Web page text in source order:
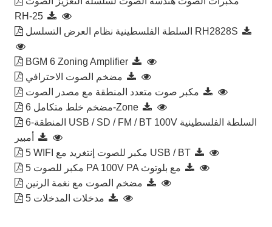
RH-25
السلطة الفلسطينية نظام العرض التسلسل RH2828S
BGM 6 Zoning Amplifier
مضخم الصوت الاحترافي
مكبر صوت متعدد المنطقة مع مصدر الصوت
مضخم خلط متكامل 6-Zone
6-المنطقة USB / SD / FM / BT 100V السلطة الفلسطينية
أمبير
5 WIFI مكبر للصوت إنتغريد مع USB / BT
5 مكبر للصوت PA 100V PA مع بلوتوث
مضخم الصوت مع نغمة الرنين
5 مدخلات المدخلات